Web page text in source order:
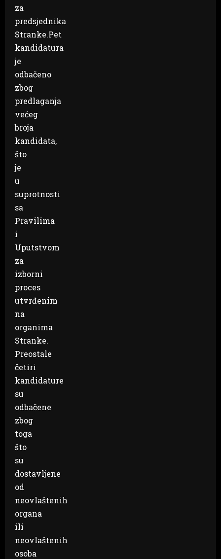
za
predsjednika
Stranke.Pet
kandidatura
je
odbačeno
zbog
predlaganja
većeg
broja
kandidata,
što
je
u
suprotnosti
sa
Pravilima
i
Uputstvom
za
izborni
proces
utvrđenim
na
organima
Stranke.
Preostale
četiri
kandidature
su
odbačene
zbog
toga
što
su
dostavljene
od
neovlaštenih
organa
ili
neovlaštenih
osoba